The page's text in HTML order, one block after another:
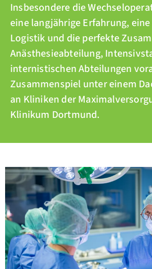
Insbesondere die
eine langjährige Erfahrung,
Logistik und die perfekte
Anästhesieabteilung,
internistischen Abteilungen
Zusammenspiel unter einem
an Kliniken der
Klinikum Dortmund.